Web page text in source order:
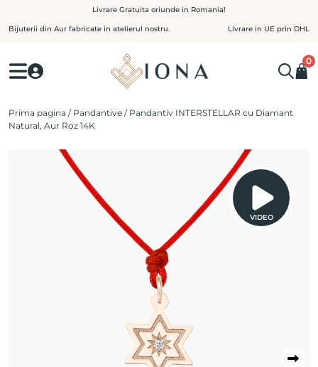
to
Livrare Gratuita oriunde in Romania!
Bijuterii din Aur fabricate in atelierul nostru. Livrare in UE prin DHL
0
Prima pagina / Pandantive / Pandantiv INTERSTELLAR cu Diamant
Natural, Aur Roz 14K
VIDEO